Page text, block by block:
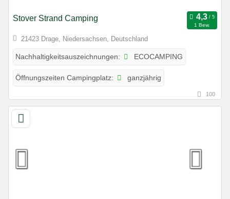
Stover Strand Camping
1 Bew.
21423 Drage, Niedersachsen, Deutschland
Nachhaltigkeitsauszeichnungen: ECOCAMPING
Öffnungszeiten Campingplatz: ganzjährig
100